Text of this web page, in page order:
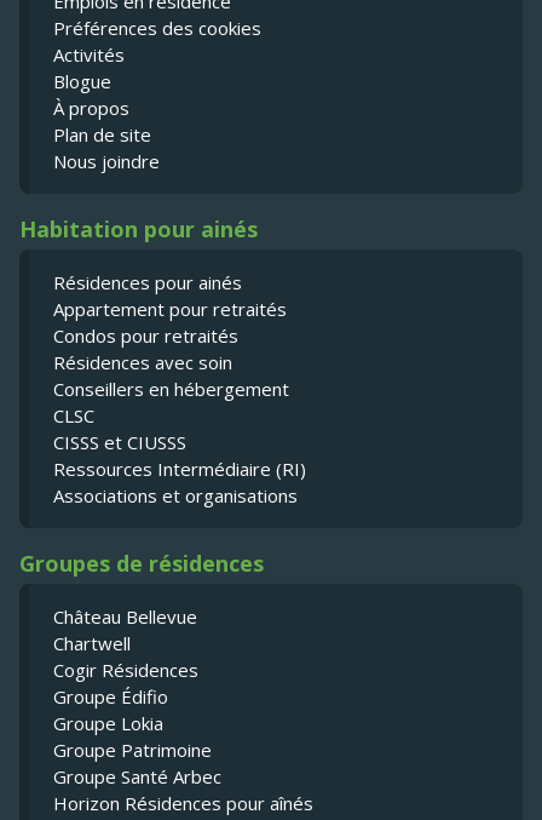
Préférences des cookies
Activités
Blogue
À propos
Plan de site
Nous joindre
Habitation pour ainés
Résidences pour ainés
Appartement pour retraités
Condos pour retraités
Résidences avec soin
Conseillers en hébergement
CLSC
CISSS et CIUSSS
Ressources Intermédiaire (RI)
Associations et organisations
Groupes de résidences
Château Bellevue
Chartwell
Cogir Résidences
Groupe Édifio
Groupe Lokia
Groupe Patrimoine
Groupe Santé Arbec
Horizon Résidences pour aînés